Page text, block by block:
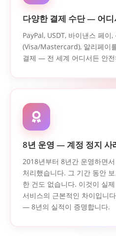
다양한 결제 수단 — 어
PayPal, USDT, 바이낸스 페이,
(Visa/Mastercard), 알리페이
결제 — 전 세계 어디서든 안
8년 운영 — 계정 정지 사
2018년부터 8년간 운영하면
처리했습니다. 그 기간 동안
한 건도 없습니다. 이것이 실
서비스의 근본적인 차이입니
— 8년의 실적이 증명합니다.